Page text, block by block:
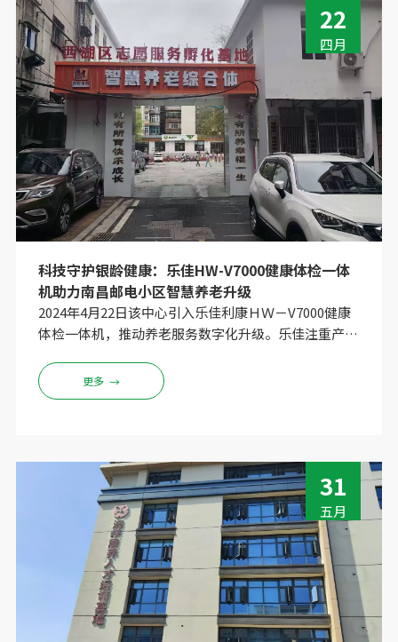
22
四月
科技守护银龄健康：乐佳HW-V7000健康体检一体
机助力南昌邮电小区智慧养老升级
2024年4月22日该中心引入乐佳利康ＨＷ－V7000健康
体检一体机，推动养老服务数字化升级。乐佳注重产品
智能生成健康评估报告，通过ＡＩ算法提供个性化干预
建议。HW-V7000健康体检一体机的落地，为“老有所
更多 →
31
五月